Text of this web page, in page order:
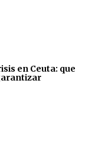
en Ceuta: que